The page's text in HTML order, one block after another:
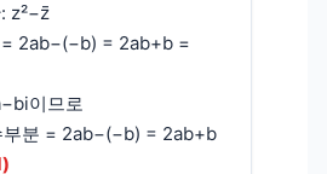
z²−z̄
2ab−(−b) = 2ab+b =
이므로
부분 = 2ab−(−b) = 2ab+b